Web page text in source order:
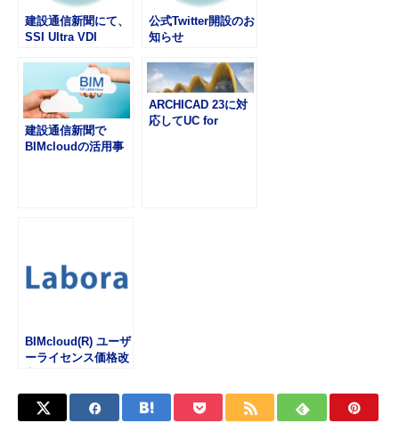
建設通信新聞にて、
SSI Ultra VDI
公式Twitter開設のお
知らせ
建設通信新聞で
BIMcloudの活用事
ARCHICAD 23に対
応してUC for
BIMcloud(R) ユーザ
ーライセンス価格改